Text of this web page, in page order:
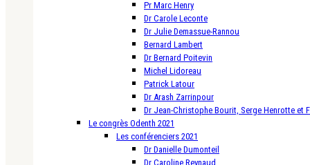
Pr Marc Henry
Dr Carole Leconte
Dr Julie Demassue-Rannou
Bernard Lambert
Dr Bernard Poitevin
Michel Lidoreau
Patrick Latour
Dr Arash Zarrinpour
Dr Jean-Christophe Bourit, Serge Henrotte et
Le congrès Odenth 2021
Les conférenciers 2021
Dr Danielle Dumonteil
Dr Caroline Reynaud